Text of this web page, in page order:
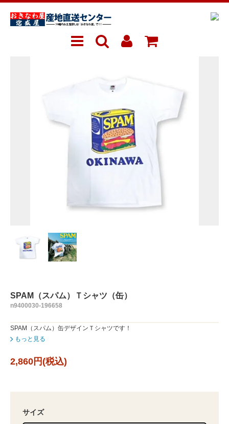
SPAM（スパム）Ｔシャツ（缶）
n9400030-196658
SPAM（スパム）缶デザインＴシャツです！
もっと見る
2,860円(税込)
サイズ